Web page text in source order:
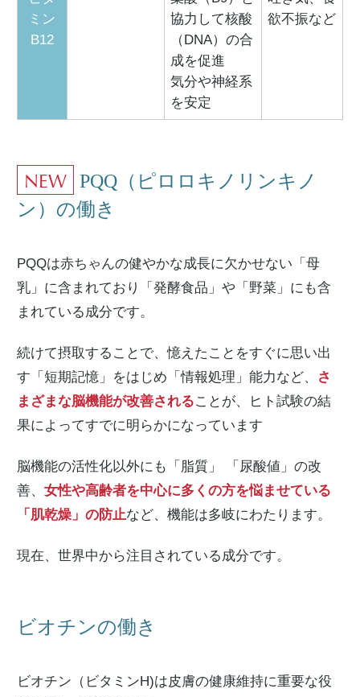
ミン
B12
協力して核酸
（DNA）の合
成を促進
気分や神経系
を安定
欲不振など
NEW
PQQ（ピロロキノリンキノ
ン）の働き
PQQは赤ちゃんの健やかな成長に欠かせない「母
乳」に含まれており「発酵食品」や「野菜」にも含
まれている成分です。
続けて摂取することで、憶えたことをすぐに思い出
す「短期記憶」をはじめ「情報処理」能力など、
さ
まざまな脳機能が改善されることが、ヒト試験の結
果によってすでに明らかになっています
脳機能の活性化以外にも「脂質」 「尿酸値」の改
善、 女性や高齢者を中心に多くの方を悩ませている
「肌乾燥」の防止など、機能は多岐にわたります。
現在、世界中から注目されている成分です。
ビオチンの働き
ビオチン（ビタミンH)は皮膚の健康維持に重要な役